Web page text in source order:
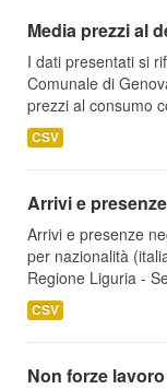
Media prezzi al
I dati presentati si
Comunale di
prezzi al consumo
CSV
Arrivi e
Arrivi e presenze
per nazionalità
Regione Liguria -
CSV
Non forze